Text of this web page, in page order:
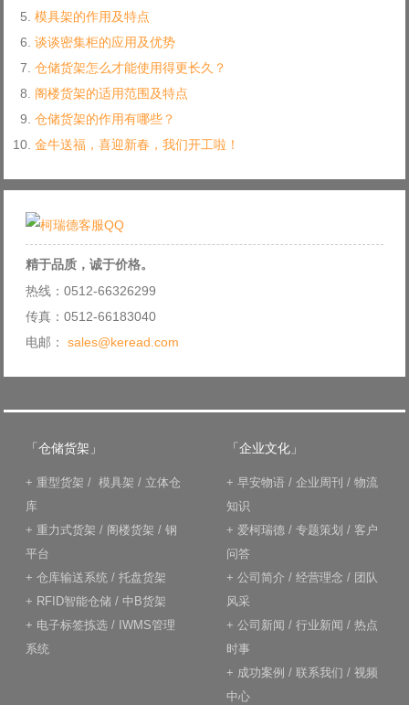
模具架的作用及特点
谈谈密集柜的应用及优势
仓储货架怎么才能使用得更长久？
阁楼货架的适用范围及特点
仓储货架的作用有哪些？
金牛送福，喜迎新春，我们开工啦！
精于品质，诚于价格。
热线：0512-66326299
传真：0512-66183040
电邮： sales@keread.com
「仓储货架」
+ 重型货架 / 模具架 / 立体仓
库
+ 重力式货架 / 阁楼货架 / 钢
平台
+ 仓库输送系统 / 托盘货架
+ RFID智能仓储 / 中B货架
+ 电子标签拣选 / IWMS管理
系统
「企业文化」
+ 早安物语 / 企业周刊 / 物流
知识
+ 爱柯瑞德 / 专题策划 / 客户
问答
+ 公司简介 / 经营理念 / 团队
风采
+ 公司新闻 / 行业新闻 / 热点
时事
+ 成功案例 / 联系我们 / 视频
中心